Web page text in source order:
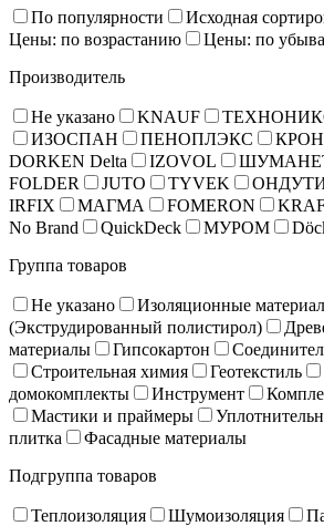
По популярности Исходная
Цены: по возрастанию
Цены: по
Производитель
Не указано KNAUF
ИЗОСПАН
ПЕНОПЛЭКС
DORKEN Delta
IZOVOL
FOLDER
JUTO TYVEK
IRFIX
МАГМА FOMERON
No Brand
QuickDeck МУРОМ
Группа товаров
Не указано Изоляционные
(Экструдированный полистирол)
материалы
Гипсокартон
Строительная химия
Геотекстиль
домокомплекты
Инструмент
Мастики и праймеры
плитка
Фасадные материалы
Подгруппа товаров
Теплоизоляция Шумоизоляция